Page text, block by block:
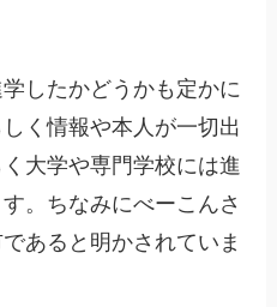
したかどうかも定かに
く情報や本人が一切出
大学や専門学校には進
。ちなみにべーこんさ
あると明かされていま